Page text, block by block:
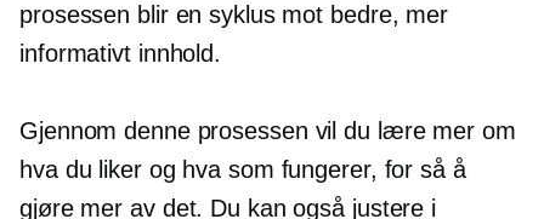
prosessen blir en syklus mot bedre, mer
informativt innhold.
Gjennom denne prosessen vil du lære mer om
hva du liker og hva som fungerer, for så å
gjøre mer av det. Du kan også justere i